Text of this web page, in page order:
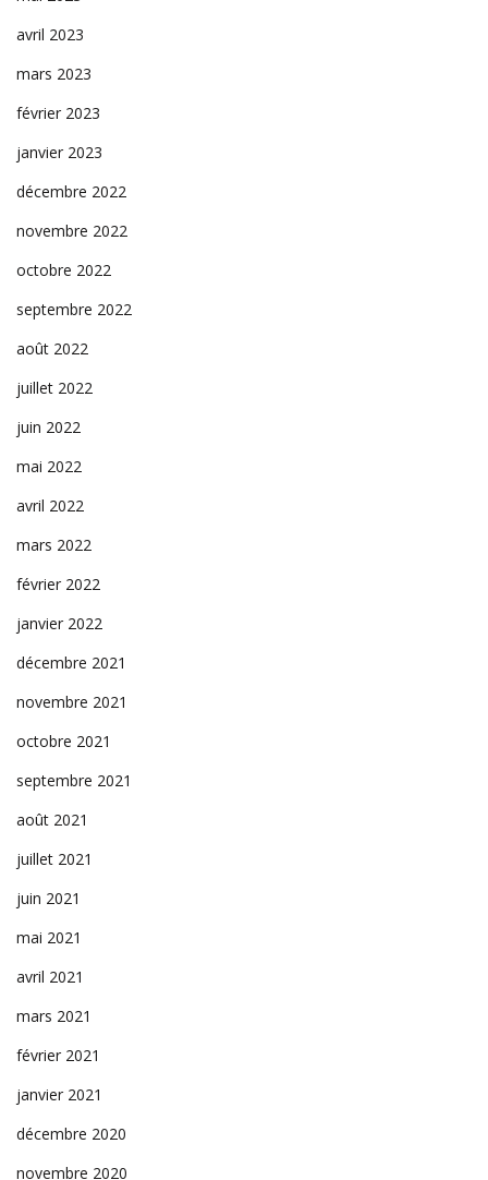
avril 2023
mars 2023
février 2023
janvier 2023
décembre 2022
novembre 2022
octobre 2022
septembre 2022
août 2022
juillet 2022
juin 2022
mai 2022
avril 2022
mars 2022
février 2022
janvier 2022
décembre 2021
novembre 2021
octobre 2021
septembre 2021
août 2021
juillet 2021
juin 2021
mai 2021
avril 2021
mars 2021
février 2021
janvier 2021
décembre 2020
novembre 2020